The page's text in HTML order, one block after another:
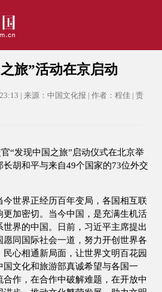
旅”活动在京启动
| 来源：中国文化报 | 作者：程佳 | 责
“发现中国之旅”启动仪式在北京举
胡和平与来自49个国家的73位外交
世界正经历百年变局，各国相互联
更加密切。当今中国，是充满生机活
界的中国。日前，习近平主席提出
同国际社会一道，努力开创世界各
心相通新局面，让世界文明百花园
文化和旅游部真诚希望与各国一
作，在合作中破解难题，在开放中